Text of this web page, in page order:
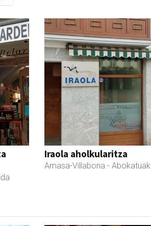
Iraola aholkularitza
Amasa-Villabona - Abokatuak